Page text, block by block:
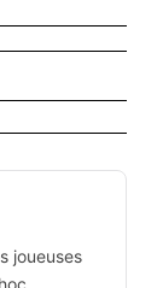
joueuses